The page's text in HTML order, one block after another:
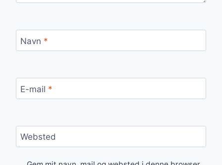
Navn *
E-mail *
Websted